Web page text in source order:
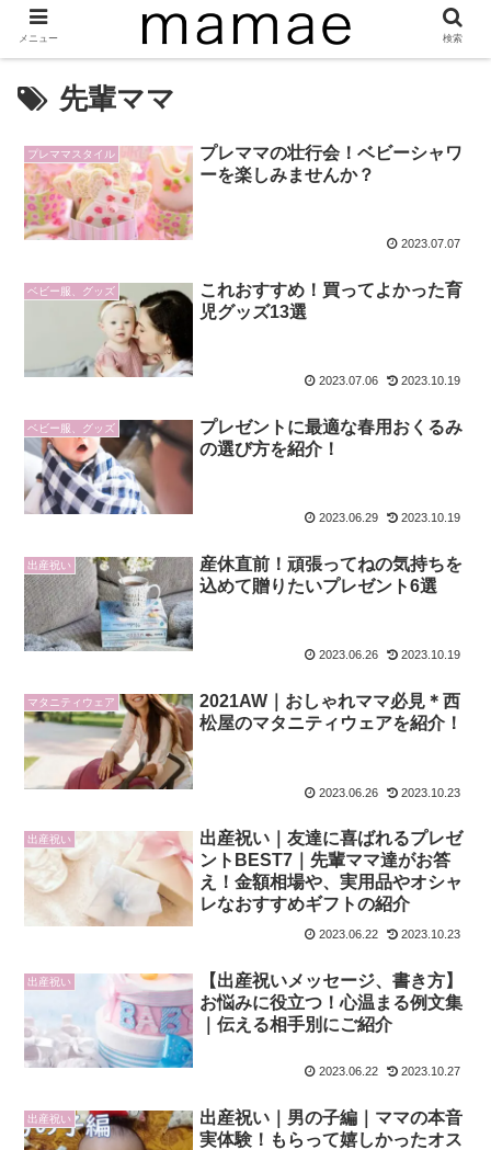
先輩ママ
プレママスタイル
プレママの壮行会！ベビーシャワ
ーを楽しみませんか？
2023.07.07
ベビー服、グッズ
これおすすめ！買ってよかった育
児グッズ13選
2023.07.06 2023.10.19
ベビー服、グッズ
プレゼントに最適な春用おくるみ
の選び方を紹介！
2023.06.29 2023.10.19
出産祝い
産休直前！頑張ってねの気持ちを
込めて贈りたいプレゼント6選
2023.06.26 2023.10.19
マタニティウェア
2021AW｜おしゃれママ必見＊西
松屋のマタニティウェアを紹介！
2023.06.26 2023.10.23
出産祝い
出産祝い｜友達に喜ばれるプレゼ
ントBEST7｜先輩ママ達がお答
え！金額相場や、実用品やオシャ
レなおすすめギフトの紹介
2023.06.22 2023.10.23
出産祝い
【出産祝いメッセージ、書き方】
お悩みに役立つ！心温まる例文集
｜伝える相手別にご紹介
2023.06.22 2023.10.27
出産祝い
出産祝い｜男の子編｜ママの本音
実体験！もらって嬉しかったオス
メニュー 検索